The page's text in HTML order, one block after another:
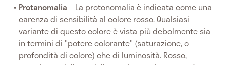
Protanomalia– La protonomalia è indicata come una
carenza di sensibilità al colore rosso. Qualsiasi
variante di questo colore è vista più debolmente sia
in termini di "potere colorante" (saturazione, o
profondità di colore) che di luminosità. Rosso,